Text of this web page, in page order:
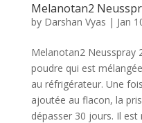
Melanotan2
by Darshan Vyas | Jan
Melanotan2 Neusspray
poudre qui est
au réfrigérateur. Une
ajoutée au flacon, la
dépasser 30 jours. Il